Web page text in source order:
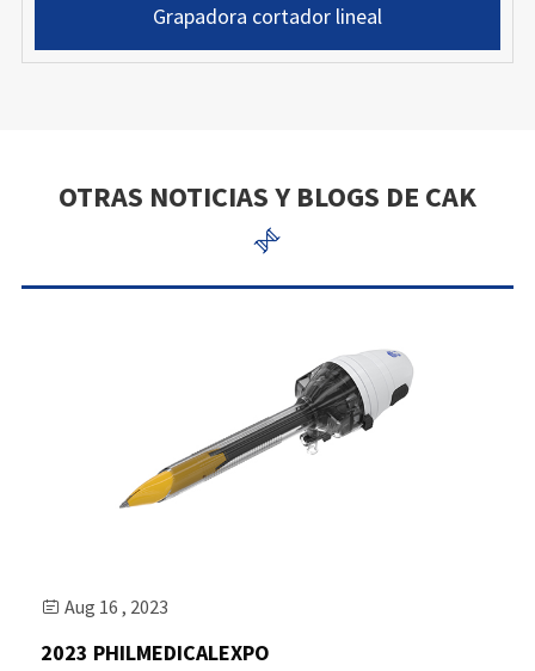
Grapadora cortador lineal
OTRAS NOTICIAS Y BLOGS DE CAK

 Aug 16 , 2023
2023 PHILMEDICALEXPO